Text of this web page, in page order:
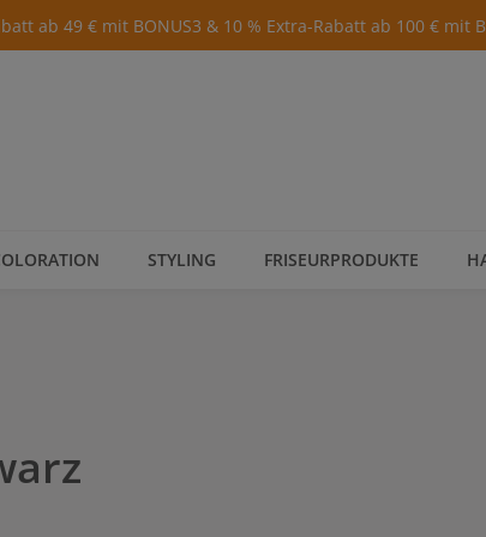
ab 49 € mit BONUS3 & 10 % Extra-Rabatt ab 100 € mit
STYLING FRISEURPRODUKTE